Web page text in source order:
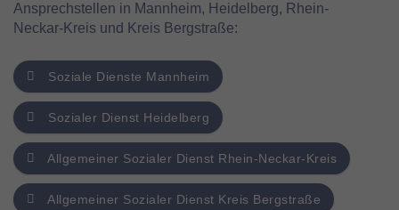
Ansprechstellen in Mannheim, Heidelberg, Rhein-
Neckar-Kreis und Kreis Bergstraße:
Soziale Dienste Mannheim
Sozialer Dienst Heidelberg
Allgemeiner Sozialer Dienst Rhein-Neckar-Kreis
Allgemeiner Sozialer Dienst Kreis Bergstraße